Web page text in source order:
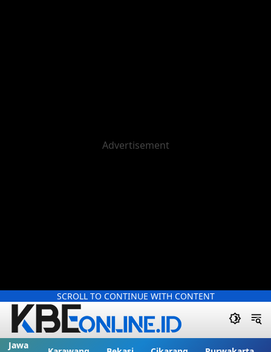
SCROLL TO CONTINUE WITH CONTENT
Jawa